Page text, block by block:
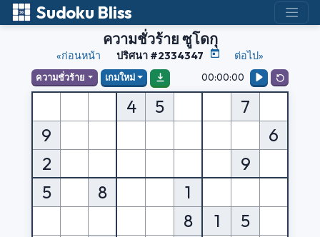
Sudoku Bliss
ความชั่วร้าย ซูโดกุ
«ก่อนหน้า ปริศนา #2334347 ต่อไป»
ความชั่วร้าย เกมใหม่ 00:00:00
4 5
7
9
6
2
9
5
8
1
8
1
5